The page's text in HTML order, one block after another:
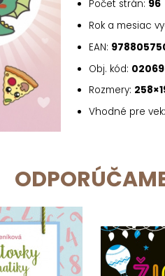
Počet strán: 96
Rok a mesiac
EAN:
Obj. kód:
Rozmery:
Vhodné pre vek: